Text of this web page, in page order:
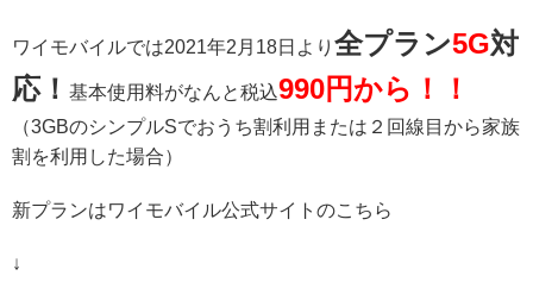
ワイモバイルでは2021年2月18日より 全プラン5G対
応！ 基本使用料がなんと税込990円から！！
（3GBのシンプルSでおうち割利用または２回線目から家族
割を利用した場合）
新プランはワイモバイル公式サイトのこちら
↓